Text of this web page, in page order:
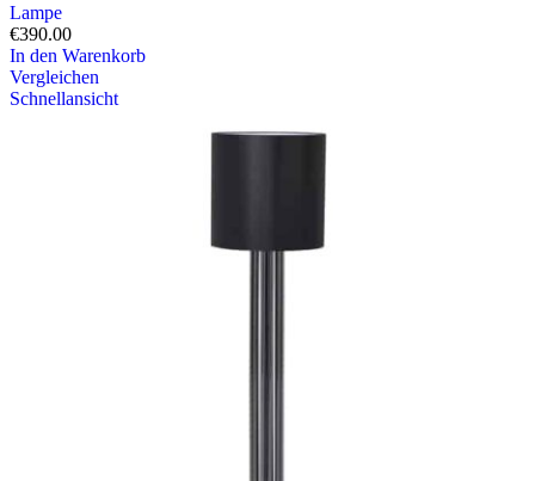
Lampe
€390.00
In den Warenkorb
Vergleichen
Schnellansicht